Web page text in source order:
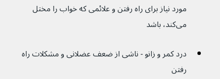
مورد نیاز برای راه رفتن و علائمی که خواب را مختل
می‌کند، باشد
درد کمر و زانو - ناشی از ضعف عضلانی و مشکلات راه
رفتن